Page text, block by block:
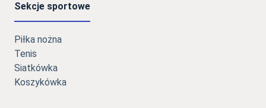
Sekcje sportowe
Piłka nożna
Tenis
Siatkówka
Koszykówka